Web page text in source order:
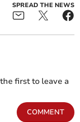
SPREAD THE NEWS
first to leave a
COMMENT